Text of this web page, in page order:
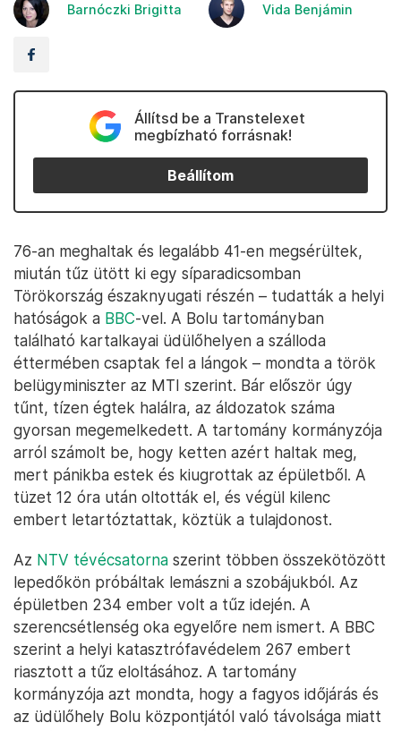
Barnóczki Brigitta Vida Benjámin
Állítsd be a Transtelexet
megbízható forrásnak!
Beállítom
76-an meghaltak és legalább 41-en megsérültek,
miután tűz ütött ki egy síparadicsomban
Törökország északnyugati részén – tudatták a helyi
hatóságok a BBC-vel. A Bolu tartományban
található kartalkayai üdülőhelyen a szálloda
éttermében csaptak fel a lángok – mondta a török
belügyminiszter az MTI szerint. Bár először úgy
tűnt, tízen égtek halálra, az áldozatok száma
gyorsan megemelkedett. A tartomány kormányzója
arról számolt be, hogy ketten azért haltak meg,
mert pánikba estek és kiugrottak az épületből. A
tüzet 12 óra után oltották el, és végül kilenc
embert letartóztattak, köztük a tulajdonost.
Az NTV tévécsatorna szerint többen összekötözött
lepedőkön próbáltak lemászni a szobájukból. Az
épületben 234 ember volt a tűz idején. A
szerencsétlenség oka egyelőre nem ismert. A BBC
szerint a helyi katasztrófavédelem 267 embert
riasztott a tűz eloltásához. A tartomány
kormányzója azt mondta, hogy a fagyos időjárás és
az üdülőhely Bolu központjától való távolsága miatt